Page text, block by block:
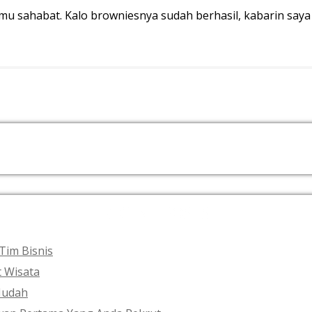
sahabat. Kalo browniesnya sudah berhasil, kabarin
Bisnis